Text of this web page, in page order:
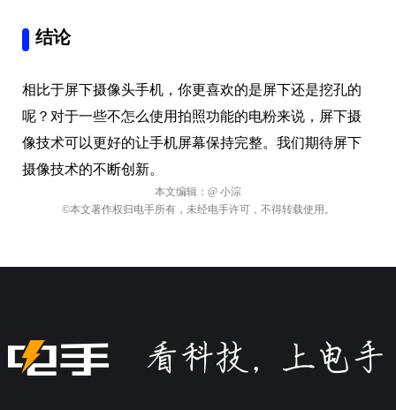
结论
相比于屏下摄像头手机，你更喜欢的是屏下还是挖孔的
呢？对于一些不怎么使用拍照功能的电粉来说，屏下摄
像技术可以更好的让手机屏幕保持完整。我们期待屏下
摄像技术的不断创新。
本文编辑： @ 小淙
©本文著作权归电手所有，未经电手许可，不得转载使用。